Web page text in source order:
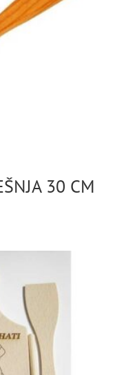
30 CM